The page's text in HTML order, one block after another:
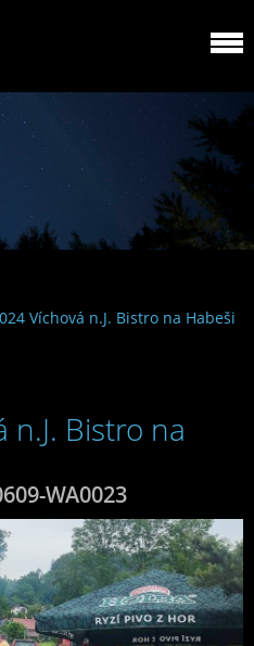
Víchová n.J. Bistro na Habeši
n.J. Bistro na
WA0023